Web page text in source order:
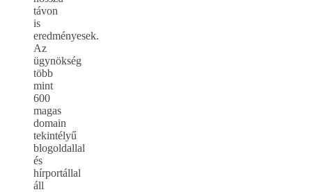
távon
is
eredményesek.
Az
ügynökség
több
mint
600
magas
domain
tekintélyű
blogoldallal
és
hírportállal
áll